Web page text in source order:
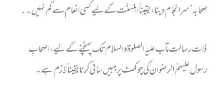
صحابہ” سرانجام دینا، یقیناً اہلسنّت کے لیے کسی انعام سے کم نہیں۔۔
ذات رسالت مآب علیہ الصلوۃ والسلام تک پہنچنے کے لیے ، اصحابِ
رسول علیہمُ الرضوان کی چوکھٹ پر جبیں سائی کرنا یقیناً لازم ہے۔